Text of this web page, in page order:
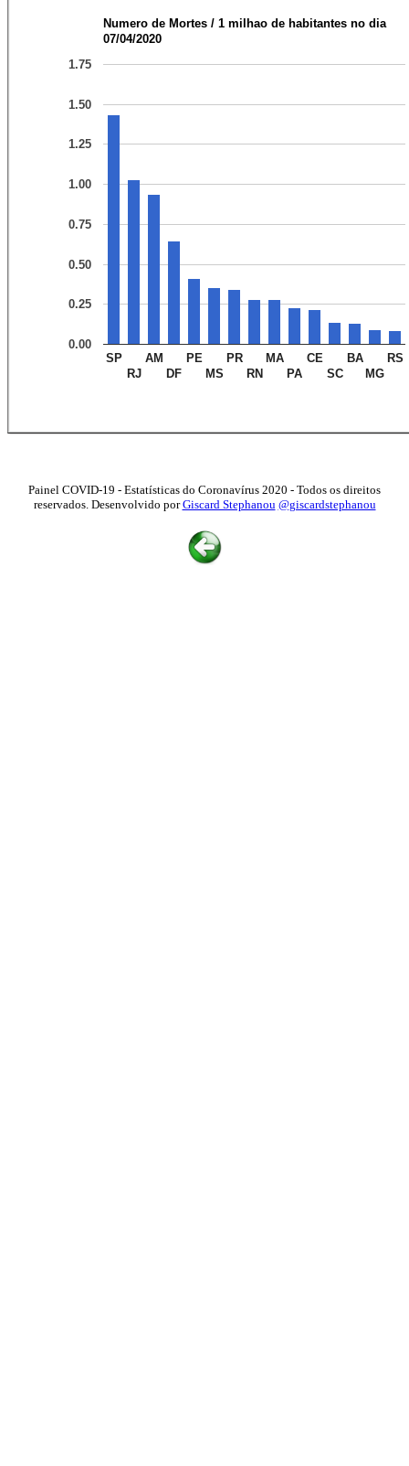
Numero de Mortes / 1 milhao de habitantes no dia
07/04/2020
SP
RJ
AM
DF
PE
MS
PR
RN
MA
PA
CE
SC
BA
MG
RS
0.00
0.25
0.50
0.75
1.00
1.25
1.50
1.75
Painel COVID-19 - Estatísticas do Coronavírus 2020 - Todos os direitos
reservados. Desenvolvido porGiscard Stephanou @giscardstephanou